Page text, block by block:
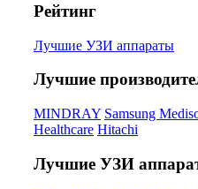
Рейтинг
Лучшие УЗИ аппараты
Лучшие
MINDRAY Samsung
Healthcare Hitachi
Лучшие УЗИ